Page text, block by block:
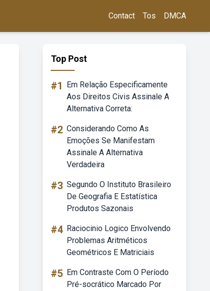
Contact Tos DMCA
Top Post
#1
Em Relação Especificamente
Aos Direitos Civis Assinale A
Alternativa Correta:
#2 Considerando Como As
Emoções Se Manifestam
Assinale A Alternativa
Verdadeira
#3 Segundo O Instituto Brasileiro
De Geografia E Estatística
Produtos Sazonais
#4 Raciocinio Logico Envolvendo
Problemas Aritméticos
Geométricos E Matriciais
#5 Em Contraste Com O Período
Pré-socrático Marcado Por